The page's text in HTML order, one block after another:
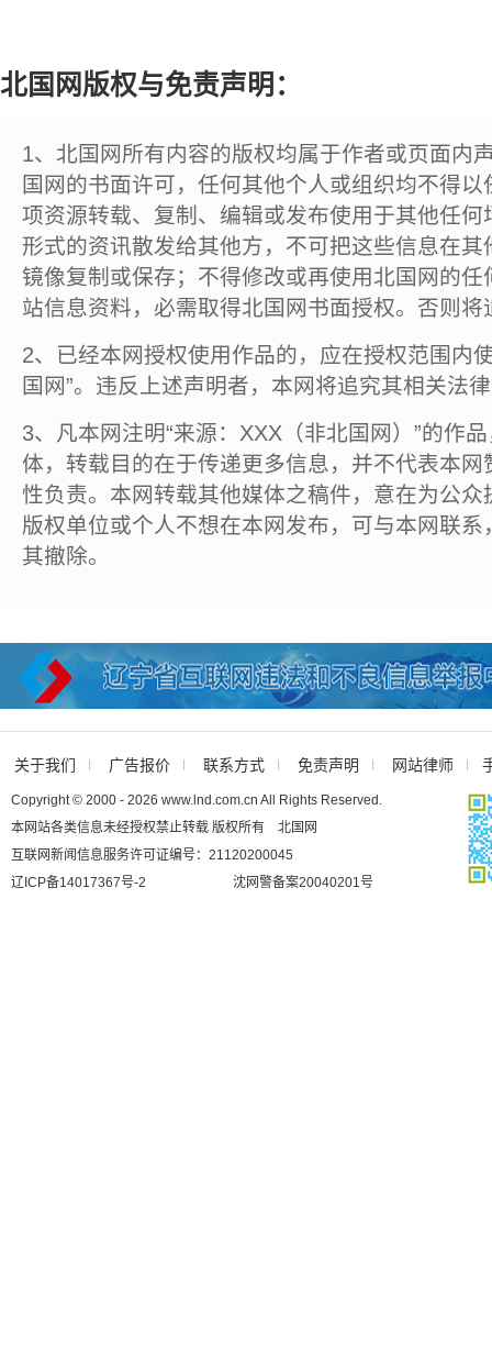
北国网版权与免责声明：
1、北国网所有内容的版权均属于作者或页面内
国网的书面许可，任何其他个人或组织均不得
项资源转载、复制、编辑或发布使用于其他任
形式的资讯散发给其他方，不可把这些信息在
镜像复制或保存；不得修改或再使用北国网的
站信息资料，必需取得北国网书面授权。否则将
2、已经本网授权使用作品的，应在授权范围内
国网”。违反上述声明者，本网将追究其相关法
3、凡本网注明“来源：XXX（非北国网）”的作
体，转载目的在于传递更多信息，并不代表本
性负责。本网转载其他媒体之稿件，意在为公
版权单位或个人不想在本网发布，可与本网联
其撤除。
关于我们 广告报价 联系方式 免责声明 网站律师
Copyright © 2000 - 2026 www.lnd.com.cn All Rights Reserved.
本网站各类信息未经授权禁止转载 版权所有 北国网
互联网新闻信息服务许可证编号：21120200045
辽ICP备14017367号-2
沈网警备案20040201号